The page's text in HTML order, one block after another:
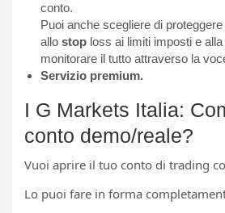
conto.
Puoi anche scegliere di
allo stop loss ai limiti imposti e
monitorare il tutto attraverso la
Servizio premium.
I G Markets Italia:
conto demo/reale?
Vuoi aprire il tuo conto di trading
Lo puoi fare in forma